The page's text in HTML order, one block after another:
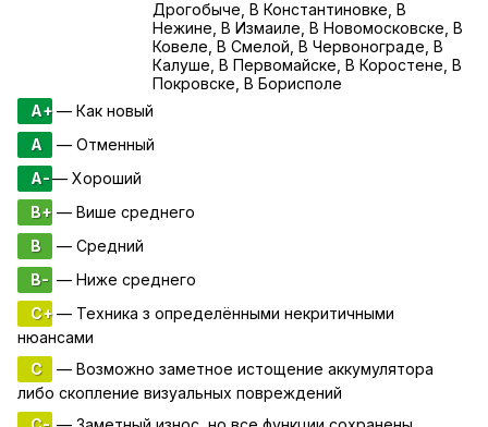
Дрогобыче, В Константиновке, В
Нежине, В Измаиле, В Новомосковске, В
Ковеле, В Смелой, В Червонограде, В
Калуше, В Первомайске, В Коростене, В
Покровске, В Борисполе
A+— Как новый
A
— Отменный
A-— Хороший
B+ — Више среднего
B
— Средний
B- — Ниже среднего
C+— Техника з определёнными некритичными
нюансами
C
— Возможно заметное истощение аккумулятора
либо скопление визуальных повреждений